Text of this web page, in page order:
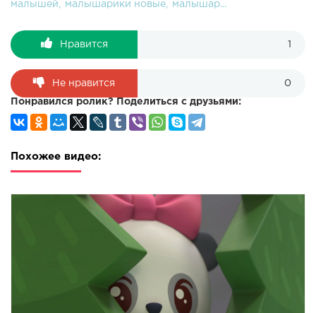
малышей
малышарики новые малышар...
Нравится
Не нравится 0
Понравился ролик? Поделиться с друзьями:
Похожее видео: